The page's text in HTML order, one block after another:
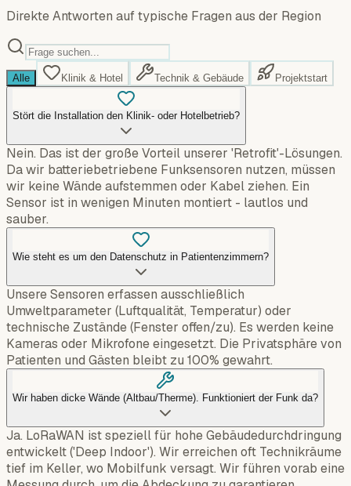
Direkte Antworten auf typische Fragen aus der Region
Alle Klinik & Hotel Technik & Gebäude Projektstart
Stört die Installation den Klinik- oder Hotelbetrieb?
Nein. Das ist der große Vorteil unserer 'Retrofit'-Lösungen.
Da wir batteriebetriebene Funksensoren nutzen, müssen
wir keine Wände aufstemmen oder Kabel ziehen. Ein
Sensor ist in wenigen Minuten montiert - lautlos und
sauber.
Wie steht es um den Datenschutz in Patientenzimmern?
Unsere Sensoren erfassen ausschließlich
Umweltparameter (Luftqualität, Temperatur) oder
technische Zustände (Fenster offen/zu). Es werden keine
Kameras oder Mikrofone eingesetzt. Die Privatsphäre von
Patienten und Gästen bleibt zu 100% gewahrt.
Wir haben dicke Wände (Altbau/Therme). Funktioniert der Funk da?
Ja. LoRaWAN ist speziell für hohe Gebäudedurchdringung
entwickelt ('Deep Indoor'). Wir erreichen oft Technikräume
tief im Keller, wo Mobilfunk versagt. Wir führen vorab eine